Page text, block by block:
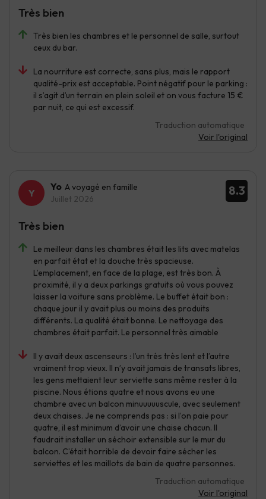
Très bien les chambres et le personnel de salle, surtout
ceux du bar.
La nourriture est correcte, sans plus, mais le rapport
qualité-prix est acceptable. Point négatif pour le parking :
il s’agit d’un terrain en plein soleil et on vous facture 15 €
par nuit, ce qui est excessif.
Traduction automatique
Voir l'original
Très bien
8.3
Yo A voyagé en famille
Juillet 2026
Le meilleur dans les chambres était les lits avec matelas
en parfait état et la douche très spacieuse.
L’emplacement, en face de la plage, est très bon. À
proximité, il y a deux parkings gratuits où vous pouvez
laisser la voiture sans problème. Le buffet était bon :
chaque jour il y avait plus ou moins des produits
différents. La qualité était bonne. Le nettoyage des
chambres était parfait. Le personnel très aimable
Il y avait deux ascenseurs : l’un très très lent et l’autre
vraiment trop vieux. Il n’y avait jamais de transats libres,
les gens mettaient leur serviette sans même rester à la
piscine. Nous étions quatre et nous avons eu une
chambre avec un balcon minuuuuuscule, avec seulement
deux chaises. Je ne comprends pas : si l’on paie pour
quatre, il est minimum d’avoir une chaise chacun. Il
faudrait installer un séchoir extensible sur le mur du
balcon. C’était horrible de devoir faire sécher les
serviettes et les maillots de bain de quatre personnes.
Traduction automatique
Voir l'original
Très bien